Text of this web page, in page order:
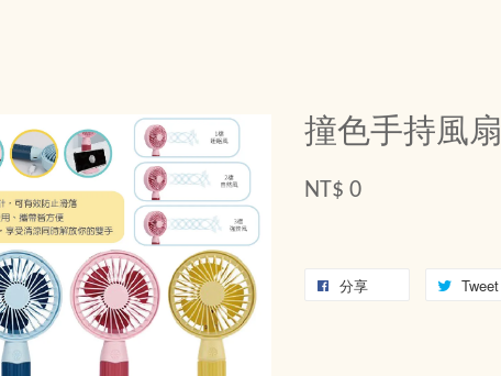
撞色手持風扇
NT$ 0
分享 Tweet